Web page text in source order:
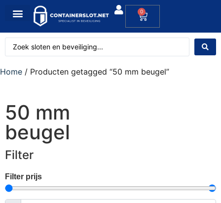
0
Home / Producten getagged “50 mm beugel”
50 mm
beugel
Filter
Filter prijs